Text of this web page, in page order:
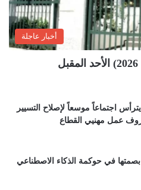
أخبار عاجلة
اجتماعاً موسعاً لإصلاح التسيير
عمل مهنيي القطاع
بصمتها في حوكمة الذكاء الاصطناعي